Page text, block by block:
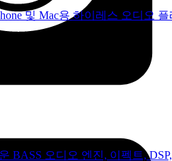
및 Mac용 하이레스 오디오 플
BASS 오디오 엔진, 이펙트, DSP,